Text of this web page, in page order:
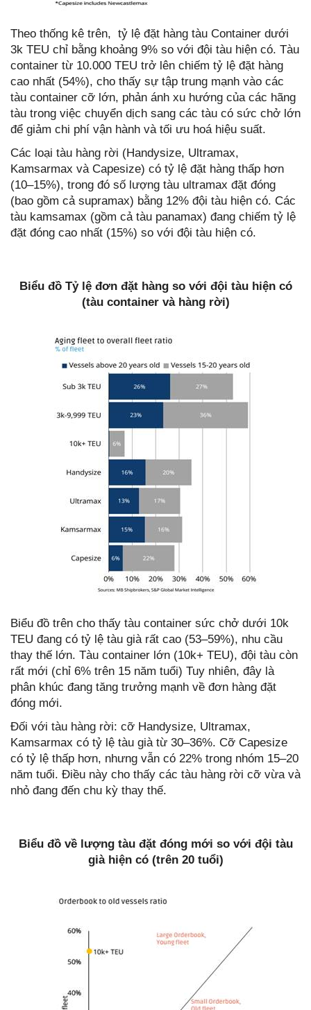
Theo thống kê trên, tỷ lệ đặt hàng tàu Container dưới
3k TEU chỉ bằng khoảng 9% so với đội tàu hiện có. Tàu
container từ 10.000 TEU trở lên chiếm tỷ lệ đặt hàng
cao nhất (54%), cho thấy sự tập trung mạnh vào các
tàu container cỡ lớn, phản ánh xu hướng của các hãng
tàu trong việc chuyển dịch sang các tàu có sức chở lớn
để giảm chi phí vận hành và tối ưu hoá hiệu suất.
Các loại tàu hàng rời (Handysize, Ultramax,
Kamsarmax và Capesize) có tỷ lệ đặt hàng thấp hơn
(10–15%), trong đó số lượng tàu ultramax đặt đóng
(bao gồm cả supramax) bằng 12% đội tàu hiện có. Các
tàu kamsamax (gồm cả tàu panamax) đang chiếm tỷ lệ
đặt đóng cao nhất (15%) so với đội tàu hiện có.
Biểu đồ Tỷ lệ đơn đặt hàng so với đội tàu hiện có
(tàu container và hàng rời)
Biểu đồ trên cho thấy tàu container sức chở dưới 10k
TEU đang có tỷ lệ tàu già rất cao (53–59%), nhu cầu
thay thế lớn. Tàu container lớn (10k+ TEU), đội tàu còn
rất mới (chỉ 6% trên 15 năm tuổi) Tuy nhiên, đây là
phân khúc đang tăng trưởng mạnh về đơn hàng đặt
đóng mới.
Đối với tàu hàng rời: cỡ Handysize, Ultramax,
Kamsarmax có tỷ lệ tàu già từ 30–36%. Cỡ Capesize
có tỷ lệ thấp hơn, nhưng vẫn có 22% trong nhóm 15–20
năm tuổi. Điều này cho thấy các tàu hàng rời cỡ vừa và
nhỏ đang đến chu kỳ thay thế.
Biểu đồ về lượng tàu đặt đóng mới so với đội tàu
già hiện có (trên 20 tuổi)